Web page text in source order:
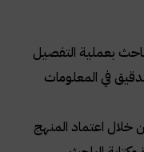
بعملية التفصيل
في المعلومات
خلال اعتماد المنهج